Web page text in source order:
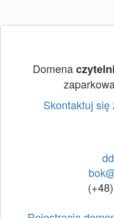
Domena
Skontaktuj się